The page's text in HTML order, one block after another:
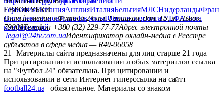
ГерманияИспанияАнглияИталияБельгияМЛСНидерланды
ЕВРОКУБКИ
Лига чемпионовЛига ЕвропыЮношеская лига УЕФАЛига
конференций
Онлайн-медиа «Футбол 24»пл. Галицкая, дом. 15, м. Львов,
79008Телефон +380 (32) 229-77-77Адрес электронной почты
legal@24tv.com.uaИдентификатор онлайн-медиа в Реестре
субъектов в сфере медиа — R40-06058
21+Материалы сайта предназначены для лиц старше 21 года
При цитировании и использовании любых материалов ссылка
на "Футбол 24" обязательна. При цитировании и
использовании в сети Интернет гиперссылка на сайтт
football24.ua
обязательное. Материалы со знаком